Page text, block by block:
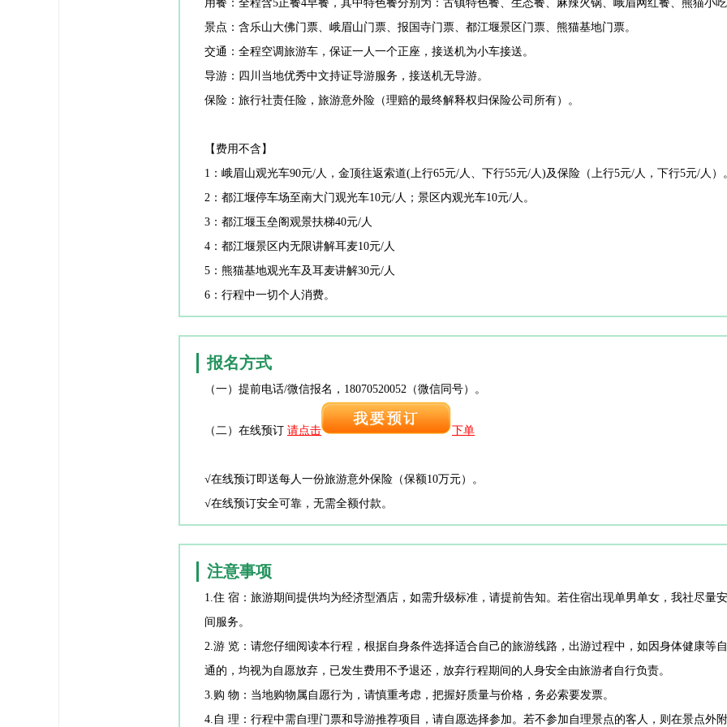
用餐：全程含5正餐4早餐，其中特色餐分别为：古镇特色餐、生态餐、麻辣火锅、峨眉网红餐、熊猫小吃
景点：含乐山大佛门票、峨眉山门票、报国寺门票、都江堰景区门票、熊猫基地门票。
交通：全程空调旅游车，保证一人一个正座，接送机为小车接送。
导游：四川当地优秀中文持证导游服务，接送机无导游。
保险：旅行社责任险，旅游意外险（理赔的最终解释权归保险公司所有）。
【费用不含】
1：峨眉山观光车90元/人，金顶往返索道(上行65元/人、下行55元/人)及保险（上行5元/人，下行5元/人）
2：都江堰停车场至南大门观光车10元/人；景区内观光车10元/人。
3：都江堰玉垒阁观景扶梯40元/人
4：都江堰景区内无限讲解耳麦10元/人
5：熊猫基地观光车及耳麦讲解30元/人
6：行程中一切个人消费。
报名方式
（一）提前电话/微信报名，18070520052（微信同号）。
（二）在线预订 请点击 下单
√在线预订即送每人一份旅游意外保险（保额10万元）。
√在线预订安全可靠，无需全额付款。
注意事项
1.住 宿：旅游期间提供均为经济型酒店，如需升级标准，请提前告知。若住宿出现单男单女，我社尽量
间服务。
2.游 览：请您仔细阅读本行程，根据自身条件选择适合自己的旅游线路，出游过程中，如因身体健康等
通的，均视为自愿放弃，已发生费用不予退还，放弃行程期间的人身安全由旅游者自行负责。
3.购 物：当地购物属自愿行为，请慎重考虑，把握好质量与价格，务必索要发票。
4.自 理：行程中需自理门票和导游推荐项目，请自愿选择参加。若不参加自理景点的客人，则在景点外